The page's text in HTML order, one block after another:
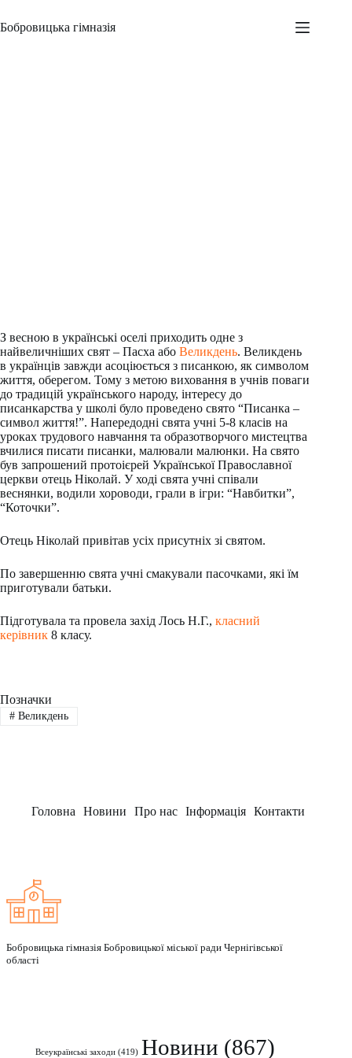
до
вмісту
Бобровицька гімназія
З весною в українські оселі приходить одне з
найвеличніших свят – Пасха або Великдень. Великдень
в українців завжди асоціюється з писанкою, як символом
життя, оберегом. Тому з метою виховання в учнів поваги
до традицій українського народу, інтересу до
писанкарства у школі було проведено свято “Писанка –
символ життя!”. Напередодні свята учні 5-8 класів на
уроках трудового навчання та образотворчого мистецтва
вчилися писати писанки, малювали малюнки. На свято
був запрошений протоієрей Української Православної
церкви отець Ніколай. У ході свята учні співали
веснянки, водили хороводи, грали в ігри: “Навбитки”,
“Коточки”.
Отець Ніколай привітав усіх присутніх зі святом.
По завершенню свята учні смакували пасочками, які їм
приготували батьки.
Підготувала та провела захід Лось Н.Г., класний
керівник 8 класу.
Позначки
#Великдень
Головна Новини Про нас Інформація Контакти
Бобровицька гімназія Бобровицької міської ради Чернігівської
області
Всеукраїнські заходи(419) Новини (867)